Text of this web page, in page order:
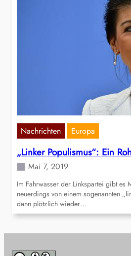
Nachrichten Europa
„Linker Populismus“: Ein
Mai 7, 2019
Im Fahrwasser der Linkspartei gibt es
neuerdings von einem sogenannten
dann plötzlich wieder…